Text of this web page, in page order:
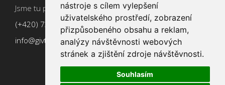
nástroje s cílem vylepšení
uživatelského prostředí, zobrazení
přizpůsobeného obsahu a reklam,
analýzy návštěvnosti webových
stránek a zjištění zdroje návštěvnosti.
Souhlasím
Jsme tu pro Vás od 9:00 do 17:00
(+420) 737 266 402
info@givt.cz